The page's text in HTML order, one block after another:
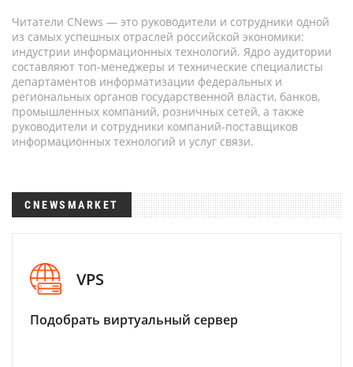
Читатели CNews — это руководители и сотрудники одной
из самых успешных отраслей российской экономики:
индустрии информационных технологий. Ядро аудитории
составляют топ-менеджеры и технические специалисты
департаментов информатизации федеральных и
региональных органов государственной власти, банков,
промышленных компаний, розничных сетей, а также
руководители и сотрудники компаний-поставщиков
информационных технологий и услуг связи.
CNEWSMARKET
VPS
Подобрать виртуальный сервер